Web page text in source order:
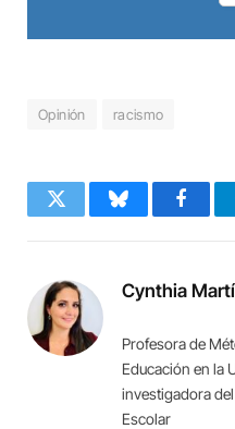
Opinión racismo
Twitter Bluesky
Cynthia
Profesora de
Educación en la
investigadora
Escolar